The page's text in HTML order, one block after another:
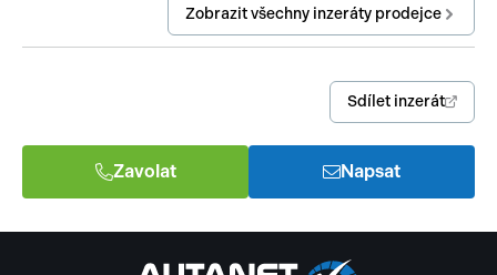
Zobrazit všechny inzeráty prodejce
Sdílet inzerát
Zavolat Napsat